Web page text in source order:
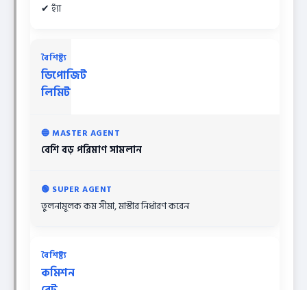
✔ হ্যাঁ
ডিপোজিট
লিমিট
বেশি বড় পরিমাণ সামলান
তুলনামূলক কম সীমা, মাস্টার নির্ধারণ করেন
কমিশন